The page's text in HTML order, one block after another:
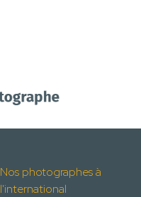
Nos photographes à
l'international